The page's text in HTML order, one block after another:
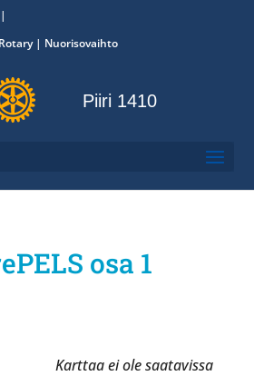
| Nuorisovaihto
Piiri 1410
osa 1
Karttaa ei ole saatavissa